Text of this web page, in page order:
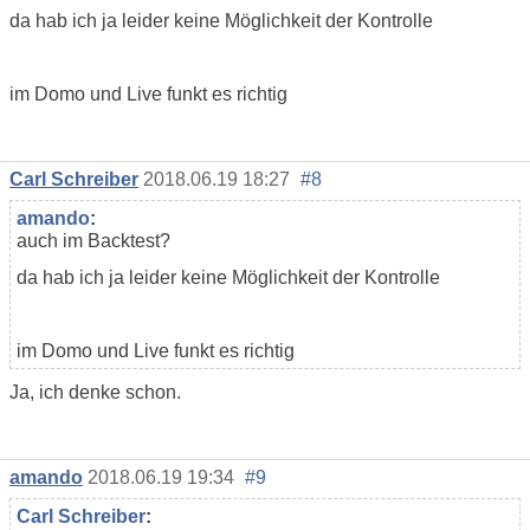
da hab ich ja leider keine Möglichkeit der Kontrolle
im Domo und Live funkt es richtig
Carl Schreiber 2018.06.19 18:27 #8
amando:
auch im Backtest?
da hab ich ja leider keine Möglichkeit der Kontrolle
im Domo und Live funkt es richtig
Ja, ich denke schon.
amando 2018.06.19 19:34 #9
Carl Schreiber: